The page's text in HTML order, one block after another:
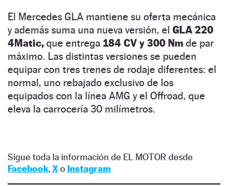
El Mercedes GLA mantiene su oferta mecánica
y además suma una nueva versión, el GLA 220
4Matic, que entrega 184 CV y 300 Nm de par
máximo. Las distintas versiones se pueden
equipar con tres trenes de rodaje diferentes: el
normal, uno rebajado exclusivo de los
equipados con la línea AMG y el Offroad, que
eleva la carrocería 30 milímetros.
Sigue toda la información de EL MOTOR desde
Facebook, Xo Instagram